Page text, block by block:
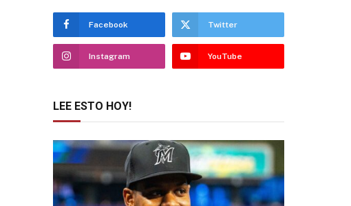
Facebook Twitter
Instagram YouTube
LEE ESTO HOY!